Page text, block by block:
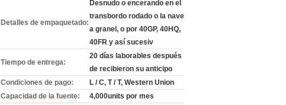
Detalles de empaquetado:
Desnudo o encerando en el
transbordo rodado o la nave
a granel, o por 40GP, 40HQ,
40FR y así sucesiv
Tiempo de entrega:
20 días laborables después
de recibieron su anticipo
Condiciones de pago:
L / C, T / T, Western Union
Capacidad de la fuente:
4,000units por mes